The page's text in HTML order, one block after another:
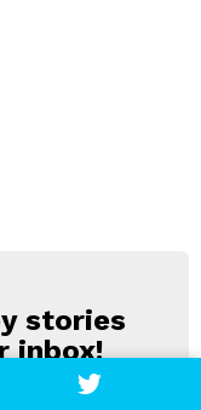
stories
inbox!